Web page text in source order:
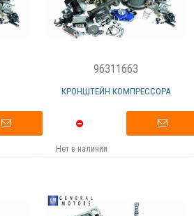
96311663
КРОНШТЕЙН КОМПРЕССОРА
Нет в наличии